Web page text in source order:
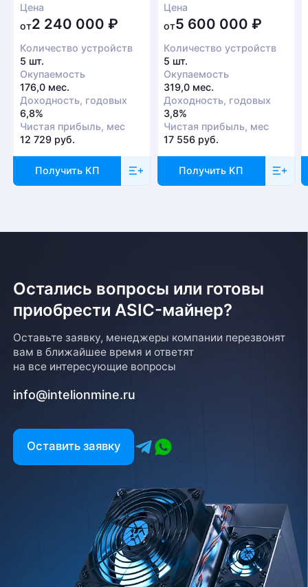
Цена
от2 240 000 ₽
Количество устройств
5 шт.
Окупаемость
176,0 мес.
Доходность, годовых
6,8%
Чистая прибыль, мес
12 729 руб.
Получить КП
Цена
от5 600 000₽
Количество устройств
5 шт.
Окупаемость
319,0 мес.
Доходность, годовых
3,8%
Чистая прибыль, мес
17 556 руб.
Получить КП
Остались вопросы или готовы
приобрести ASIC-майнер?
Оставьте заявку, менеджеры компании перезвонят
вам в ближайшее время и ответят
на все интересующие вопросы
info@intelionmine.ru
Оставить заявку